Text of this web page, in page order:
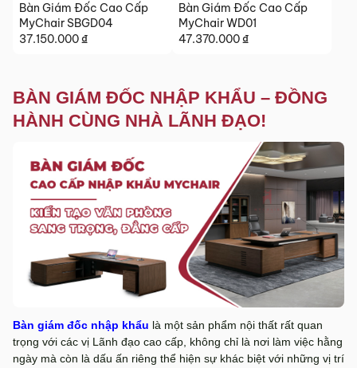
17.415.000 ₫
Bàn Giám Đốc Cao Cấp
MyChair SBGD04
37.150.000₫
Bàn Giám Đốc Cao Cấp
MyChair WD01
47.370.000₫
BÀN GIÁM ĐỐC NHẬP KHẨU – ĐỒNG
HÀNH CÙNG NHÀ LÃNH ĐẠO!
Bàn giám đốc nhập khẩu là một sản phẩm nội thất rất quan
trọng với các vị Lãnh đạo cao cấp, không chỉ là nơi làm việc hằng
ngày mà còn là dấu ấn riêng thể hiện sự khác biệt với những vị trí